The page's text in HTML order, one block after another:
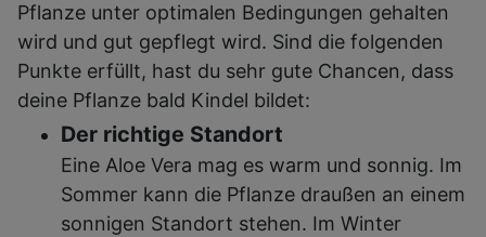
Pflanze unter optimalen Bedingungen gehalten
wird und gut gepflegt wird. Sind die folgenden
Punkte erfüllt, hast du sehr gute Chancen, dass
deine Pflanze bald Kindel bildet:
Der richtige Standort
Eine Aloe Vera mag es warm und sonnig. Im
Sommer kann die Pflanze draußen an einem
sonnigen Standort stehen. Im Winter